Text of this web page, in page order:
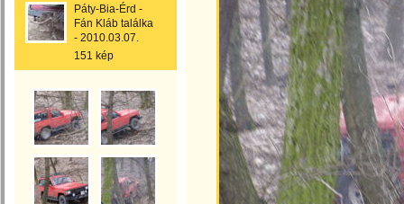
Páty-Bia-Érd -
Fán Kláb találka
- 2010.03.07.
151 kép